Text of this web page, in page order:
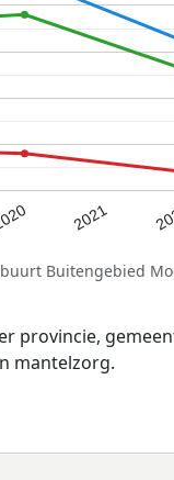
2021
Buitengebied
provincie,
mantelzorg.